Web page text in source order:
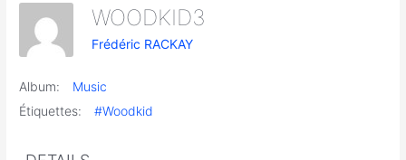
WOODKID3
Frédéric RACKAY
Album:
Music
Étiquettes:
#Woodkid